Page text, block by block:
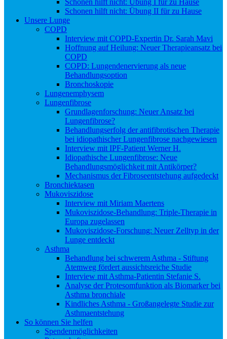
Schonen hilft nicht: Übung I für zu Hause
Schonen hilft nicht: Übung II für zu Hause
Unsere Lunge
COPD
Interview mit COPD-Expertin Dr. Sarah Mavi
Hoffnung auf Heilung: Neuer Therapieansatz bei
COPD
COPD: Lungendenervierung als neue
Behandlungsoption
Bronchoskopie
Lungenemphysem
Lungenfibrose
Grundlagenforschung: Neuer Ansatz bei
Lungenfibrose?
Behandlungserfolg der antifibrotischen Therapie
bei idiopathischer Lungenfibrose nachgewiesen
Interview mit IPF-Patient Werner H.
Idiopathische Lungenfibrose: Neue
Behandlungsmöglichkeit mit Antikörper?
Mechanismus der Fibroseentstehung aufgedeckt
Bronchiektasen
Mukoviszidose
Interview mit Miriam Maertens
Mukoviszidose-Behandlung: Triple-Therapie in
Europa zugelassen
Mukoviszidose-Forschung: Neuer Zelltyp in der
Lunge entdeckt
Asthma
Behandlung bei schwerem Asthma - Stiftung
Atemweg fördert aussichtsreiche Studie
Interview mit Asthma-Patientin Stefanie S.
Analyse der Protesomfunktion als Biomarker bei
Asthma bronchiale
Kindliches Asthma - Großangelegte Studie zur
Asthmaentstehung
So können Sie helfen
Spendenmöglichkeiten